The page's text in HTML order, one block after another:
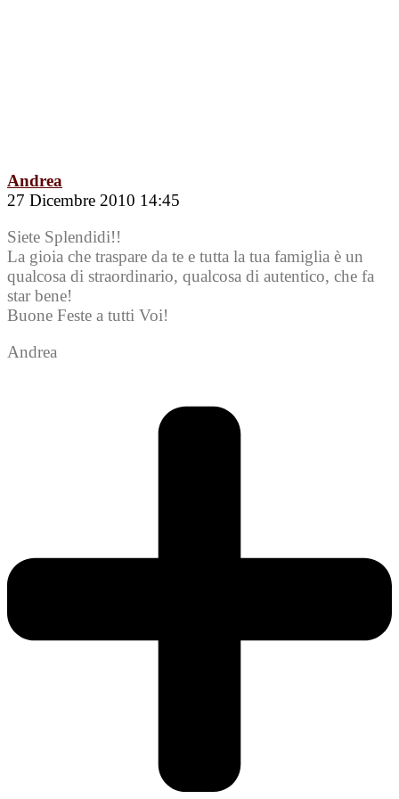
Andrea
27 Dicembre 2010 14:45
Siete Splendidi!!
La gioia che traspare da te e tutta la tua famiglia è un
qualcosa di straordinario, qualcosa di autentico, che fa
star bene!
Buone Feste a tutti Voi!
Andrea